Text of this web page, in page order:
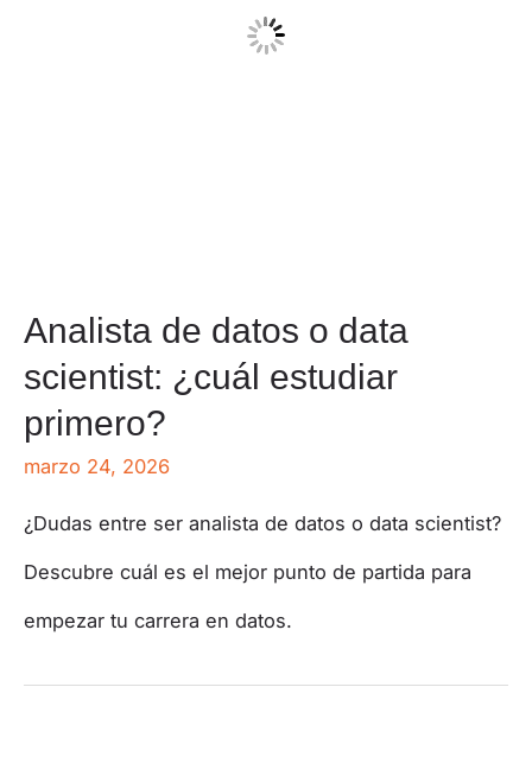
Analista de datos o data
scientist: ¿cuál estudiar
primero?
marzo 24, 2026
¿Dudas entre ser analista de datos o data scientist?
Descubre cuál es el mejor punto de partida para
empezar tu carrera en datos.